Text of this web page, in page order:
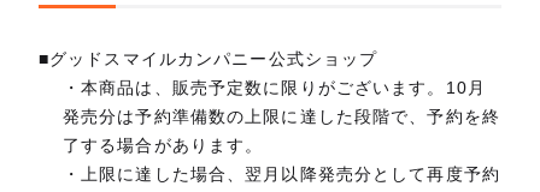
■グッドスマイルカンパニー公式ショップ
・本商品は、販売予定数に限りがございます。10月
発売分は予約準備数の上限に達した段階で、予約を終
了する場合があります。
・上限に達した場合、翌月以降発売分として再度予約